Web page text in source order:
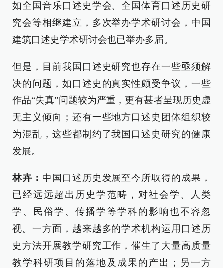
如全国音乐口述史学会、全国体育口述历史研
究会等相继建立，多次举办学术研讨会，中国
建筑口述史学术研讨会也已举办多届。
但是，目前我国口述史研究也存在一些亟须解
决的问题，如口述史的真实性颇受争议，一些
作品“失真”问题较为严重，更有甚者呈现历史虚
无主义倾向；还有一些地方口述史团体组织较
为混乱，这些都制约了我国口述史研究的健康
发展。
林卉： 中国口述历史发展至今所取得的成果，
已经远远超出历史学范畴，对社会学、人类
学、民俗学、传播学等学科的影响也不容忽
视。一方面，越来越多的学术机构运用口述历
史方法开展教学研究工作，催生了大量高质量
教学科研项目的落地及成果的产出；另一方